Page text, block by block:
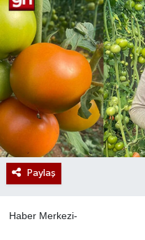
Paylaş
Haber Merkezi-